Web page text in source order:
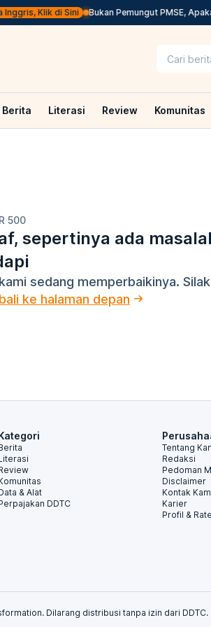
Klik di Sini Bukan Pemungut PMSE,
Berita Literasi Review Komunitas
500
sepertinya ada
sedang memperbaikinya.
ke halaman depan
& Alat
DDTC
Tentang
Redaksi
Pedoman
Disclaimer
Kontak
Karier
Profil &
Dilarang distribusi tanpa izin dari DDTC.